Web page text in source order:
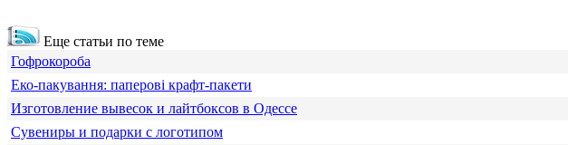
Еще статьи по теме
Гофрокороба
Еко-пакування: паперові крафт-пакети
Изготовление вывесок и лайтбоксов в Одессе
Сувениры и подарки с логотипом